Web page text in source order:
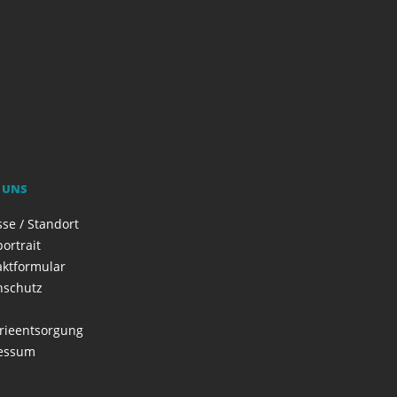
UNS
/ Standort